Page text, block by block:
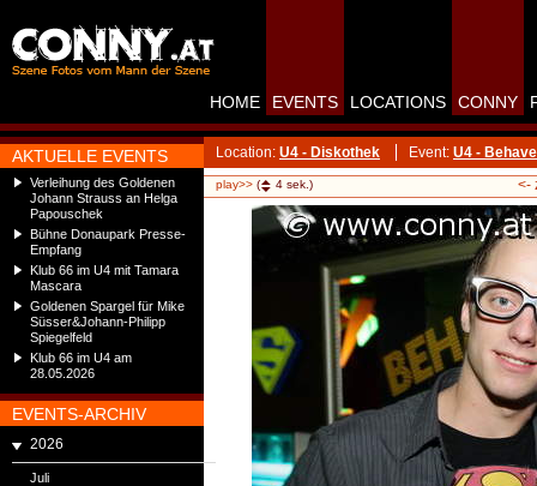
AKTUELLE EVENTS
Verleihung des Goldenen
Johann Strauss an Helga
Papouschek
Bühne Donaupark Presse-
Empfang
Klub 66 im U4 mit Tamara
Mascara
Goldenen Spargel für Mike
Süsser&Johann-Philipp
Spiegelfeld
Klub 66 im U4 am
28.05.2026
EVENTS-ARCHIV
2026
Juli
HOME EVENTS LOCATIONS CONNY
Location: U4 - Diskothek Event: U4 -
play>> ( 4 sek.) <-